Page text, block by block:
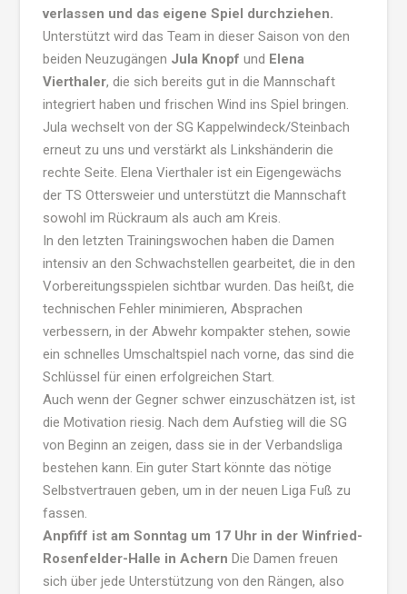
verlassen und das eigene Spiel durchziehen.
Unterstützt wird das Team in dieser Saison von den
beiden Neuzugängen Jula Knopf und Elena
Vierthaler, die sich bereits gut in die Mannschaft
integriert haben und frischen Wind ins Spiel bringen.
Jula wechselt von der SG Kappelwindeck/Steinbach
erneut zu uns und verstärkt als Linkshänderin die
rechte Seite. Elena Vierthaler ist ein Eigengewächs
der TS Ottersweier und unterstützt die Mannschaft
sowohl im Rückraum als auch am Kreis.
In den letzten Trainingswochen haben die Damen
intensiv an den Schwachstellen gearbeitet, die in den
Vorbereitungsspielen sichtbar wurden. Das heißt, die
technischen Fehler minimieren, Absprachen
verbessern, in der Abwehr kompakter stehen, sowie
ein schnelles Umschaltspiel nach vorne, das sind die
Schlüssel für einen erfolgreichen Start.
Auch wenn der Gegner schwer einzuschätzen ist, ist
die Motivation riesig. Nach dem Aufstieg will die SG
von Beginn an zeigen, dass sie in der Verbandsliga
bestehen kann. Ein guter Start könnte das nötige
Selbstvertrauen geben, um in der neuen Liga Fuß zu
fassen.
Anpfiff ist am Sonntag um 17 Uhr in der Winfried-
Rosenfelder-Halle in Achern Die Damen freuen
sich über jede Unterstützung von den Rängen, also